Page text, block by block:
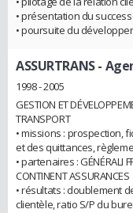
• présentation du
• poursuite du
ASSURTRANS-
1998 - 2005
GESTION ET
TRANSPORT
• missions : prospection,
et des quittances,
• partenaires : GÉNÉRALI
CONTINENT ASSURANCES
• résultats : doublement
clientèle, ratio S/P du